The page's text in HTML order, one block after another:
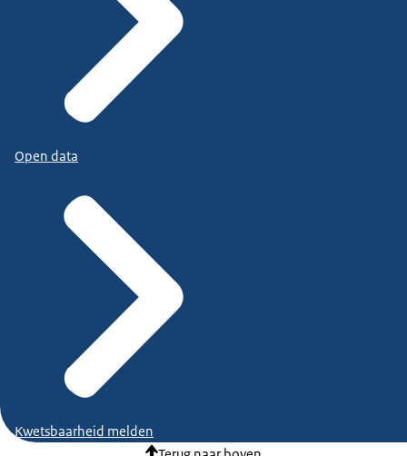
Open data
Kwetsbaarheid melden